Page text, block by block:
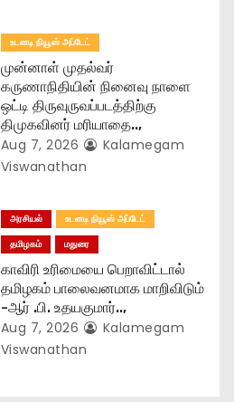
உடனடி நியூஸ் அப்டேட்
முன்னாள் முதல்வர்
கருணாநிதியின் நினைவு நாளை
ஒட்டி திருவுருவப்படத்திற்கு
திமுகவினர் மரியாதை..,
Aug 7, 2026
Kalamegam
Viswanathan
அரசியல்
உடனடி நியூஸ் அப்டேட்
தமிழகம்
மதுரை
காவிரி உரிமையை பெறாவிட்டால்
தமிழகம் பாலைவனமாக மாறிவிடும்
-ஆர் .பி. உதயகுமார்..,
Aug 7, 2026
Kalamegam
Viswanathan